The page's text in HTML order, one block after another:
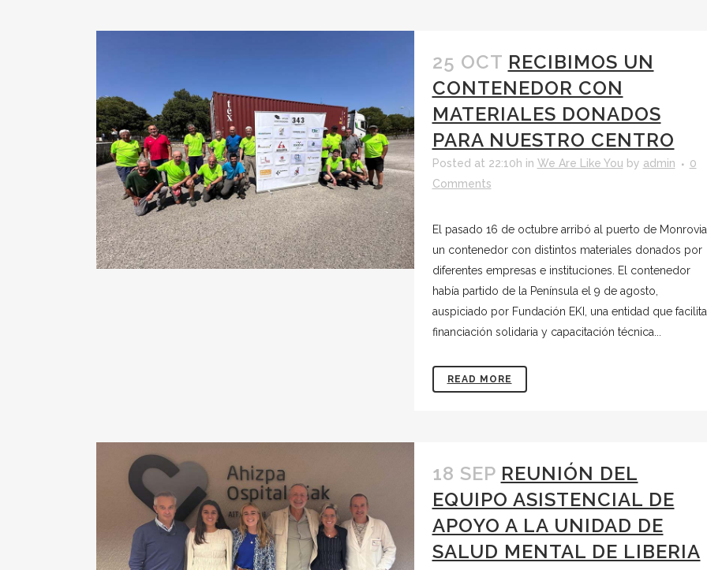
25 OCT RECIBIMOS UN
CONTENEDOR CON
MATERIALES DONADOS
PARA NUESTRO CENTRO
Posted at 22:10h in We Are Like You by admin
0
Comments
El pasado 16 de octubre arribó al puerto de Monrovia
un contenedor con distintos materiales donados por
diferentes empresas e instituciones. El contenedor
había partido de la Península el 9 de agosto,
auspiciado por Fundación EKI, una entidad que facilita
financiación solidaria y capacitación técnica...
READ MORE
18 SEP REUNIÓN DEL
EQUIPO ASISTENCIAL DE
APOYO A LA UNIDAD DE
SALUD MENTAL DE LIBERIA